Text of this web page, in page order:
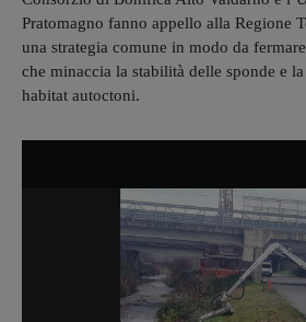
Pratomagno fanno appello alla Regione
una strategia comune in modo da
che minaccia la stabilità delle sponde e
habitat autoctoni.